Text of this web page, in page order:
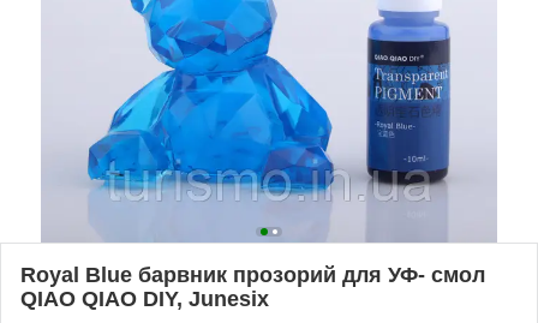
Royal Blue барвник прозорий для УФ- смол
QIAO QIAO DIY, Junesix